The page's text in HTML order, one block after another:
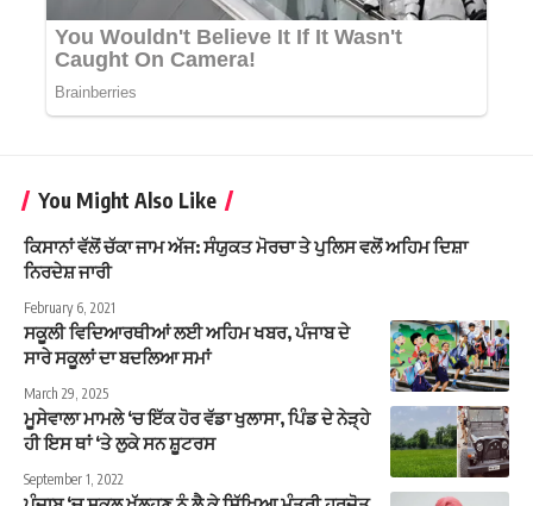
You Might Also Like
ਕਿਸਾਨਾਂ ਵੱਲੋਂ ਚੱਕਾ ਜਾਮ ਅੱਜ: ਸੰਯੁਕਤ ਮੋਰਚਾ ਤੇ ਪੁਲਿਸ ਵਲੋਂ ਅਹਿਮ ਦਿਸ਼ਾ
ਨਿਰਦੇਸ਼ ਜਾਰੀ
February 6, 2021
ਸਕੂਲੀ ਵਿਦਿਆਰਥੀਆਂ ਲਈ ਅਹਿਮ ਖਬਰ, ਪੰਜਾਬ ਦੇ
ਸਾਰੇ ਸਕੂਲਾਂ ਦਾ ਬਦਲਿਆ ਸਮਾਂ
March 29, 2025
ਮੂਸੇਵਾਲਾ ਮਾਮਲੇ ‘ਚ ਇੱਕ ਹੋਰ ਵੱਡਾ ਖੁਲਾਸਾ, ਪਿੰਡ ਦੇ ਨੇੜ੍ਹੇ
ਹੀ ਇਸ ਥਾਂ ‘ਤੇ ਲੁਕੇ ਸਨ ਸ਼ੂਟਰਸ
September 1, 2022